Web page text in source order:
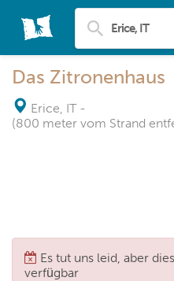
Das Zitronenhaus
Erice, IT -
(800 meter vom Strand
Es tut uns leid, aber
verfügbar